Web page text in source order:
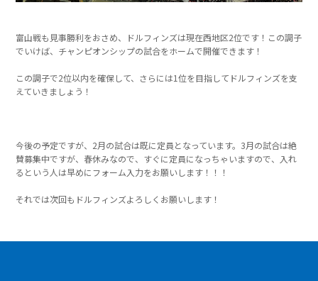
富山戦も見事勝利をおさめ、ドルフィンズは現在西地区2位です！この調子
でいけば、チャンピオンシップの試合をホームで開催できます！
この調子で2位以内を確保して、さらには1位を目指してドルフィンズを支
えていきましょう！
今後の予定ですが、2月の試合は既に定員となっています。3月の試合は絶
賛募集中ですが、春休みなので、すぐに定員になっちゃいますので、入れ
るという人は早めにフォーム入力をお願いします！！！
それでは次回もドルフィンズよろしくお願いします！